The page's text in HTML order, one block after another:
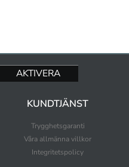
KUNDTJÄNST
Trygghetsgaranti
Våra allmänna villkor
Integritetspolicy